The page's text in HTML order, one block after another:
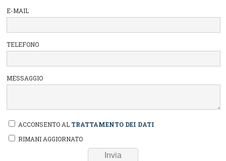
E-MAIL
TELEFONO
MESSAGGIO
ACCONSENTO AL TRATTAMENTO DEI DATI
RIMANI AGGIORNATO